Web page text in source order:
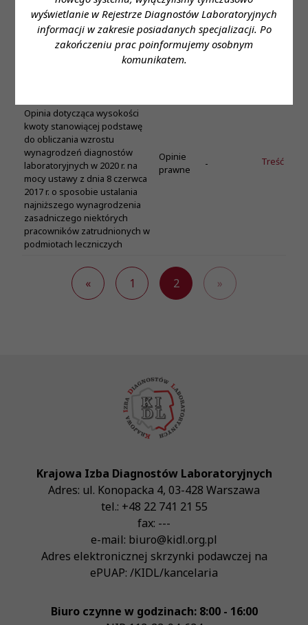
wyświetlanie w Rejestrze Diagnostów Laboratoryjnych
informacji w zakresie posiadanych specjalizacji. Po
zakończeniu prac poinformujemy osobnym
komunikatem.
ewidencji medycznych
laboratoriów diagnostycznych
przy ocenie spełniania
wymagań odnoszących się do
kierownika laboratorium.
prawne
-
Opinia dotycząca wysokości
kwoty stanowiącej podstawę
do obliczania wzrostu
wynagrodzeń diagnostów
laboratoryjnych w 2020 r. na
mocy ustawy z dnia 8 czerwca
2017 r. o sposobie ustalania
najniższego wynagrodzenia
zasadniczego niektórych
pracowników zatrudnionych w
podmiotach leczniczych
Opinie
prawne
- Treść
« 1 2 »
Krajowa Izba Diagnostów Laboratoryjnych
Adres: ul. Konopacka 4, 03-428 Warszawa
tel.: +48 22 741 21 55
fax: ---
e-mail: biuro@kidl.org.pl
Adres elektronicznej skrzynki podawczej na
ePUAP: /KIDL/kancelaria
Biuro czynne w godzinach: 8:00 - 16:00